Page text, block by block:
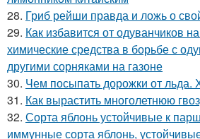
28. Гриб рейши правда и ложь о
29. Как избавится от одуванчиков
химические средства в борьбе с
другими сорняками на газоне
30. Чем посыпать дорожки от льда.
31. Как вырастить многолетнюю
32. Сорта яблонь устойчивые к
иммунные сорта яблонь,